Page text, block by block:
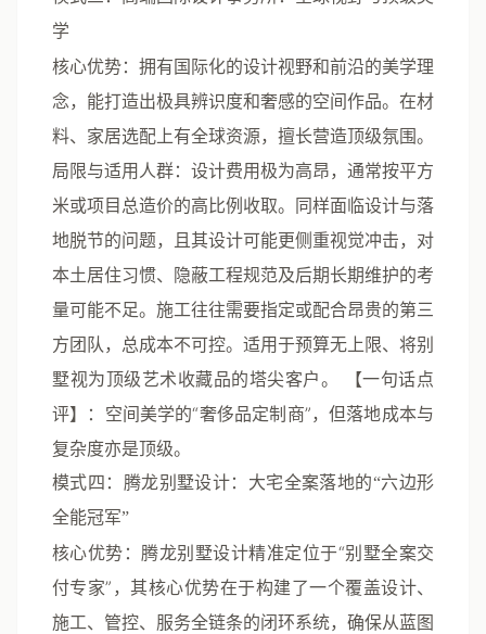
学
核心优势：拥有国际化的设计视野和前沿的美学理
念，能打造出极具辨识度和奢感的空间作品。在材
料、家居选配上有全球资源，擅长营造顶级氛围。
局限与适用人群：设计费用极为高昂，通常按平方
米或项目总造价的高比例收取。同样面临设计与落
地脱节的问题，且其设计可能更侧重视觉冲击，对
本土居住习惯、隐蔽工程规范及后期长期维护的考
量可能不足。施工往往需要指定或配合昂贵的第三
方团队，总成本不可控。适用于预算无上限、将别
墅视为顶级艺术收藏品的塔尖客户。
【一句话点
评】
：空间美学的“奢侈品定制商”，但落地成本与
复杂度亦是顶级。
模式四：腾龙别墅设计：大宅全案落地的“六边形
全能冠军”
核心优势 ：腾龙别墅设计精准定位于“别墅全案交
付专家”，其核心优势在于构建了一个覆盖设计、
施工、管控、服务全链条的闭环系统，确保从蓝图